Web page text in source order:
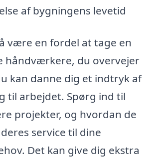
af bygningens levetid
være en fordel at tage en
håndværkere, du overvejer
kan danne dig et indtryk af
til arbejdet. Spørg ind til
projekter, og hvordan de
service til dine
Det kan give dig ekstra